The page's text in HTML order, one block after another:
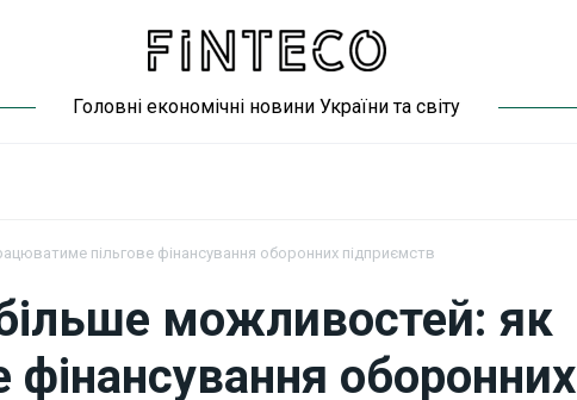
Головні економічні новини України та світу
пільгове фінансування оборонних підприємств
можливостей: як
оборонних